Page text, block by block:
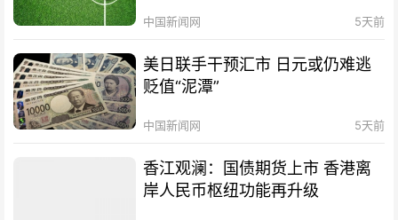
中国新闻网 5天前
美日联手干预汇市 日元或仍难逃
贬值“泥潭”
中国新闻网 5天前
香江观澜：国债期货上市 香港离
岸人民币枢纽功能再升级